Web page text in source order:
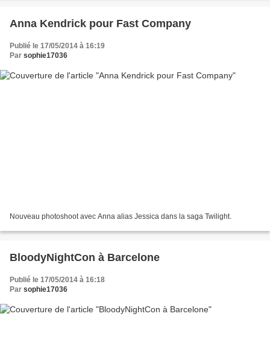
Anna Kendrick pour Fast Company
Publié le 17/05/2014 à 16:19
Par sophie17036
Nouveau photoshoot avec Anna alias Jessica dans la saga Twilight.
BloodyNightCon à Barcelone
Publié le 17/05/2014 à 16:18
Par sophie17036